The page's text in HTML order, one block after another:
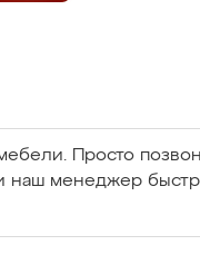
Просто
наш менеджер